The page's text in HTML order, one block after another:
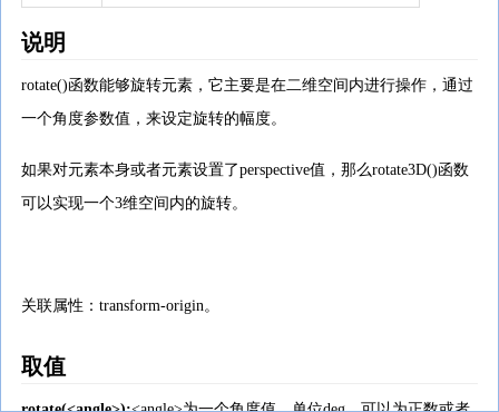
说明
rotate()函数能够旋转元素，它主要是在二维空间内进行操作，通过
一个角度参数值，来设定旋转的幅度。
如果对元素本身或者元素设置了perspective值，那么rotate3D()函数
可以实现一个3维空间内的旋转。
关联属性：transform-origin。
取值